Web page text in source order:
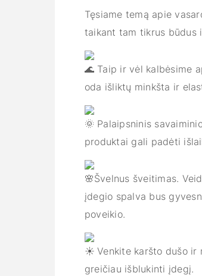
Tęsiame temą apie
taikant tam tikrus būdus
Taip ir vėl kalbėsime
oda išliktų minkšta ir
Palaipsninis
produktai gali padėti
Švelnus šveitimas.
įdegio spalva bus
poveikio.
Venkite karšto dušo ir
greičiau išblukinti įdegį.